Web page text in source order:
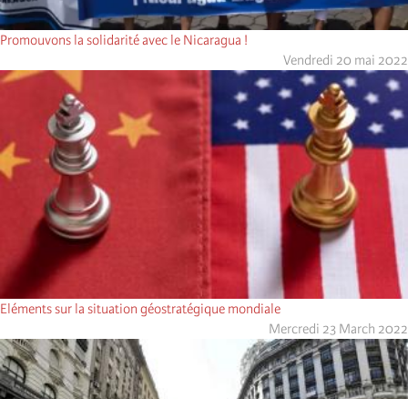
Promouvons la solidarité avec le Nicaragua !
Vendredi 20 mai 2022
Eléments sur la situation géostratégique mondiale
Mercredi 23 March 2022